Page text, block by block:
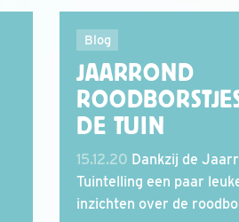
Blog
JAARROND
DE TUIN
15.12.20 Dankzij de
Tuintelling een paar
inzichten over de